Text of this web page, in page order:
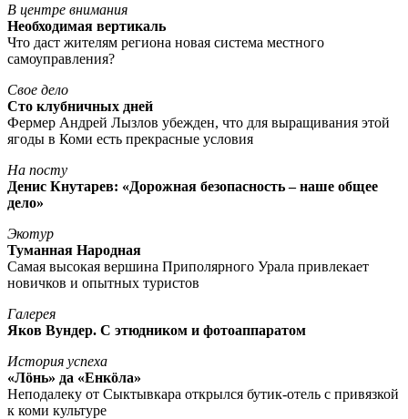
В центре внимания
Необходимая вертикаль
Что даст жителям региона новая система местного
самоуправления?
Свое дело
Сто клубничных дней
Фермер Андрей Лызлов убежден, что для выращивания этой
ягоды в Коми есть прекрасные условия
На посту
Денис Кнутарев: «Дорожная безопасность – наше общее
дело»
Экотур
Туманная Народная
Самая высокая вершина Приполярного Урала привлекает
новичков и опытных туристов
Галерея
Яков Вундер. С этюдником и фотоаппаратом
История успеха
«Лöнь» да «Енкöла»
Неподалеку от Сыктывкара открылся бутик-отель с привязкой
к коми культуре